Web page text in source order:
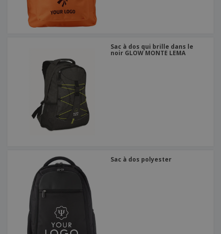
Sac à dos qui brille dans le
noir GLOW MONTE LEMA
Sac à dos polyester